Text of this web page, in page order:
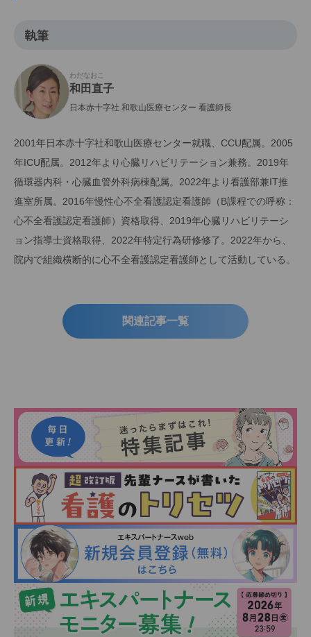
執筆
わだなおこ
和田直子
日本赤十字社 和歌山医療センター 看護師長
2001年日本赤十字社和歌山医療センター就職、CCU配属。2005
年ICU配属。2012年より心臓リハビリテーション兼務。2019年
循環器内科・心臓血管外科病棟配属。2022年より看護部兼IT推
進室所属。2016年慢性心不全看護認定看護師（B課程での呼称：
心不全看護認定看護師）資格取得、2019年心臓リハビリテーシ
ョン指導士資格取得、2022年特定行為研修修了。2022年から、
院内で組織横断的に心不全看護認定看護師として活動している。
関連記事一覧